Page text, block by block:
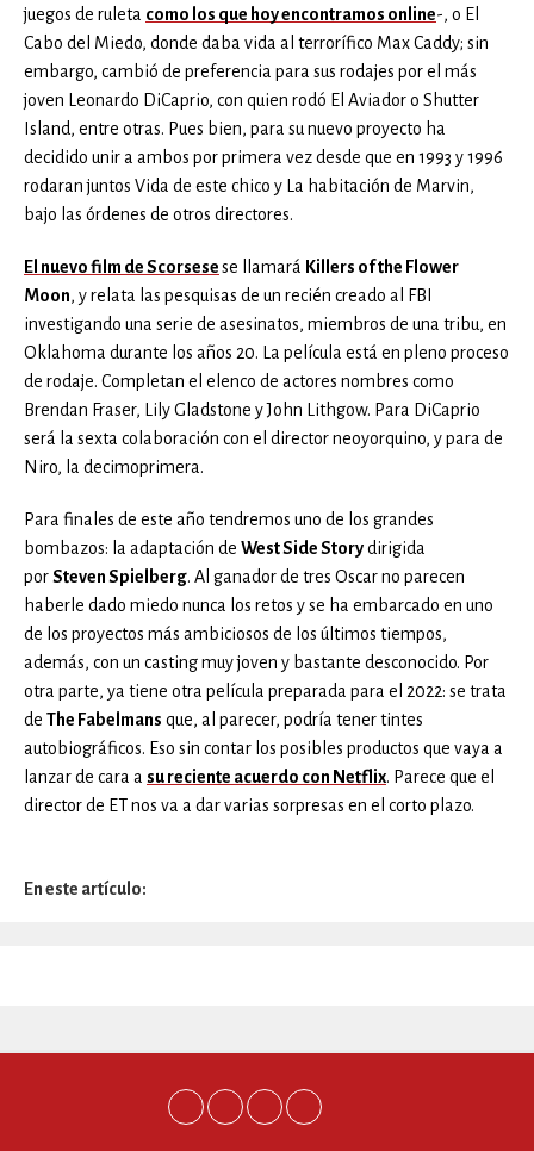
juegos de ruleta como los que hoy encontramos online-, o El
Cabo del Miedo, donde daba vida al terrorífico Max Caddy; sin
embargo, cambió de preferencia para sus rodajes por el más
joven Leonardo DiCaprio, con quien rodó El Aviador o Shutter
Island, entre otras. Pues bien, para su nuevo proyecto ha
decidido unir a ambos por primera vez desde que en 1993 y 1996
rodaran juntos Vida de este chico y La habitación de Marvin,
bajo las órdenes de otros directores.
El nuevo film de Scorsesese llamará Killers of the Flower
Moon, y relata las pesquisas de un recién creado al FBI
investigando una serie de asesinatos, miembros de una tribu, en
Oklahoma durante los años 20. La película está en pleno proceso
de rodaje. Completan el elenco de actores nombres como
Brendan Fraser, Lily Gladstone y John Lithgow. Para DiCaprio
será la sexta colaboración con el director neoyorquino, y para de
Niro, la decimoprimera.
Para finales de este año tendremos uno de los grandes
bombazos: la adaptación de West Side Storydirigida
porSteven Spielberg. Al ganador de tres Oscar no parecen
haberle dado miedo nunca los retos y se ha embarcado en uno
de los proyectos más ambiciosos de los últimos tiempos,
además, con un casting muy joven y bastante desconocido. Por
otra parte, ya tiene otra película preparada para el 2022: se trata
de The Fabelmans que, al parecer, podría tener tintes
autobiográficos. Eso sin contar los posibles productos que vaya a
lanzar de cara a su reciente acuerdo con Netflix. Parece que el
director de ET nos va a dar varias sorpresas en el corto plazo.
En este artículo: